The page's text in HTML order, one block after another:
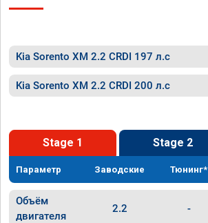
Kia Sorento XM 2.2 CRDI 197 л.с
Kia Sorento XM 2.2 CRDI 200 л.с
Stage 1 Stage 2
Параметр Заводские Тюнинг*
Объём
двигателя
2.2 -